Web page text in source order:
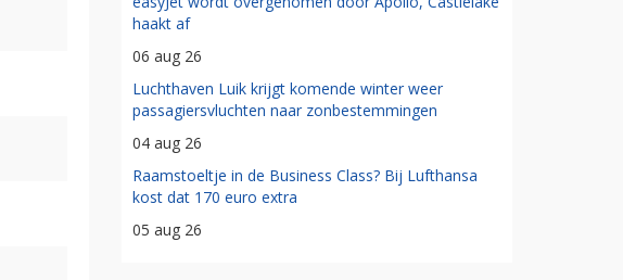
haakt af
06 aug 26
Luchthaven Luik krijgt komende winter weer
passagiersvluchten naar zonbestemmingen
04 aug 26
Raamstoeltje in de Business Class? Bij Lufthansa
kost dat 170 euro extra
05 aug 26